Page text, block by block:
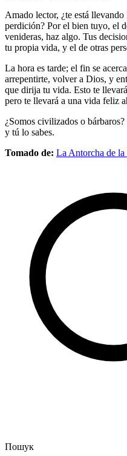
Amado lector, ¿te está
perdición? Por el bien tuyo, el
venideras, haz algo. Tus
tu propia vida, y el de otras
La hora es tarde; el fin se
arrepentirte, volver a Dios, y
que dirija tu vida. Esto te
pero te llevará a una vida feliz
¿Somos civilizados o
y tú lo sabes.
Tomado de: La Antorcha de
Пошук